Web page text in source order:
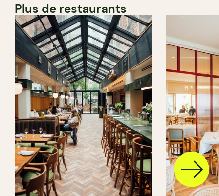
Plus de restaurants